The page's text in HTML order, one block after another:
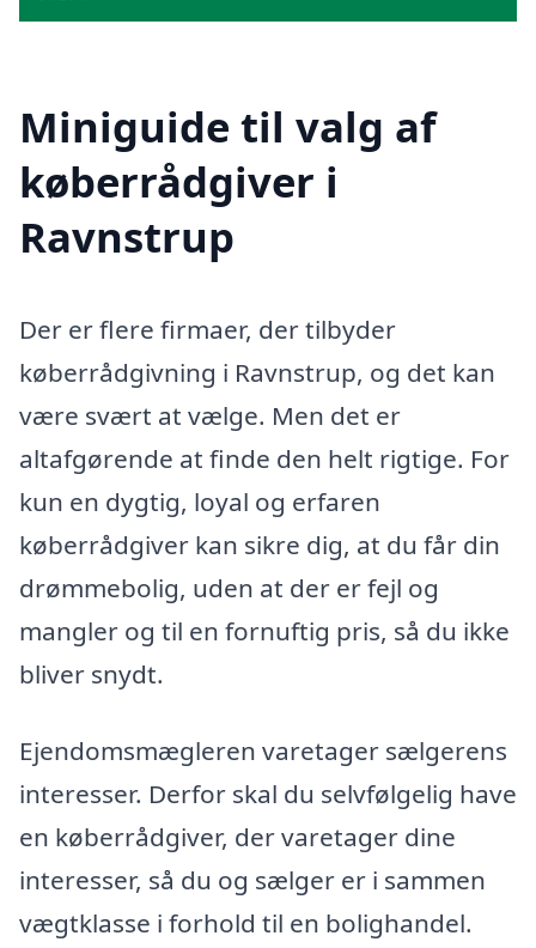
Miniguide til valg af
køberrådgiver i
Ravnstrup
Der er flere firmaer, der tilbyder
køberrådgivning i Ravnstrup, og det kan
være svært at vælge. Men det er
altafgørende at finde den helt rigtige. For
kun en dygtig, loyal og erfaren
køberrådgiver kan sikre dig, at du får din
drømmebolig, uden at der er fejl og
mangler og til en fornuftig pris, så du ikke
bliver snydt.
Ejendomsmægleren varetager sælgerens
interesser. Derfor skal du selvfølgelig have
en køberrådgiver, der varetager dine
interesser, så du og sælger er i sammen
vægtklasse i forhold til en bolighandel.